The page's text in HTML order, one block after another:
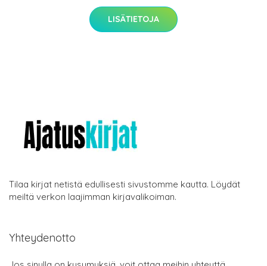
LISÄTIETOJA
Tilaa kirjat netistä edullisesti sivustomme kautta. Löydät
meiltä verkon laajimman kirjavalikoiman.
Yhteydenotto